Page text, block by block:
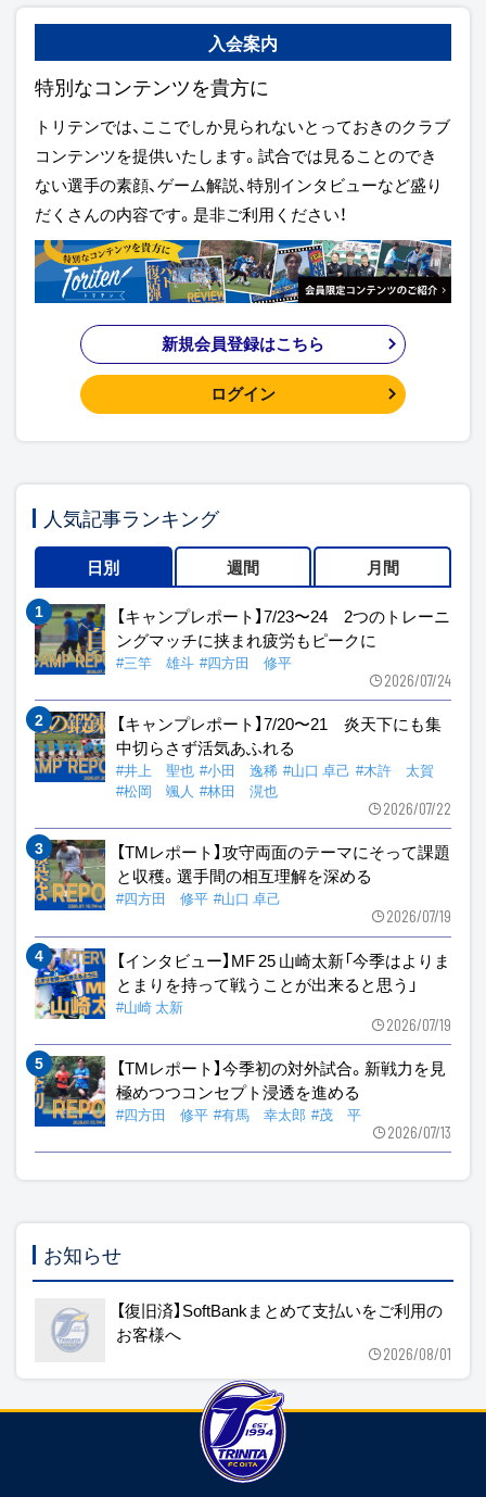
入会案内
特別なコンテンツを貴方に
トリテンでは、ここでしか見られないとっておきのクラブ
コンテンツを提供いたします。試合では見ることのでき
ない選手の素顔、ゲーム解説、特別インタビューなど盛り
だくさんの内容です。是非ご利用ください！
新規会員登録はこちら
ログイン
人気記事ランキング
日別 週間 月間
【キャンプレポート】7/23〜24 2つのトレーニ
ングマッチに挟まれ疲労もピークに
#三竿 雄斗 #四方田 修平
2026/07/24
【キャンプレポート】7/20〜21 炎天下にも集
中切らさず活気あふれる
#井上 聖也 #小田 逸稀 #山口 卓己 #木許 太賀
#松岡 颯人 #林田 滉也
2026/07/22
【TMレポート】攻守両面のテーマにそって課題
と収穫。選手間の相互理解を深める
#四方田 修平 #山口 卓己
2026/07/19
【インタビュー】MF 25 山崎太新「今季はよりま
とまりを持って戦うことが出来ると思う」
#山崎 太新
2026/07/19
【TMレポート】今季初の対外試合。新戦力を見
極めつつコンセプト浸透を進める
#四方田 修平 #有馬 幸太郎 #茂 平
2026/07/13
お知らせ
【復旧済】SoftBankまとめて支払いをご利用の
お客様へ
2026/08/01